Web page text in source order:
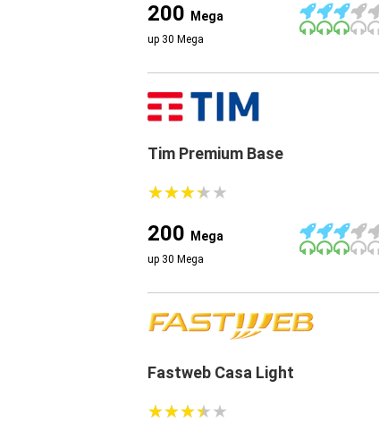
200 Mega
up 30 Mega
Tim Premium Base
★★★★★
★★★★★
200 Mega
up 30 Mega
Fastweb Casa Light
★★★★★
★★★★★